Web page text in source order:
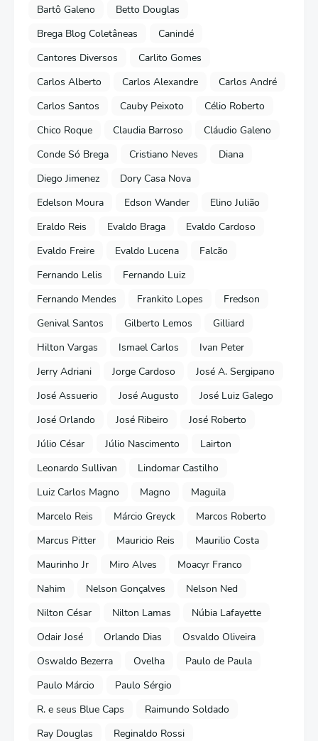
Bartô Galeno
Betto Douglas
Brega Blog Coletâneas
Canindé
Cantores Diversos
Carlito Gomes
Carlos Alberto
Carlos Alexandre
Carlos André
Carlos Santos
Cauby Peixoto
Célio Roberto
Chico Roque
Claudia Barroso
Cláudio Galeno
Conde Só Brega
Cristiano Neves
Diana
Diego Jimenez
Dory Casa Nova
Edelson Moura
Edson Wander
Elino Julião
Eraldo Reis
Evaldo Braga
Evaldo Cardoso
Evaldo Freire
Evaldo Lucena
Falcão
Fernando Lelis
Fernando Luiz
Fernando Mendes
Frankito Lopes
Fredson
Genival Santos
Gilberto Lemos
Gilliard
Hilton Vargas
Ismael Carlos
Ivan Peter
Jerry Adriani
Jorge Cardoso
José A. Sergipano
José Assuerio
José Augusto
José Luiz Galego
José Orlando
José Ribeiro
José Roberto
Júlio César
Júlio Nascimento
Lairton
Leonardo Sullivan
Lindomar Castilho
Luiz Carlos Magno
Magno
Maguila
Marcelo Reis
Márcio Greyck
Marcos Roberto
Marcus Pitter
Mauricio Reis
Maurilio Costa
Maurinho Jr
Miro Alves
Moacyr Franco
Nahim
Nelson Gonçalves
Nelson Ned
Nilton César
Nilton Lamas
Núbia Lafayette
Odair José
Orlando Dias
Osvaldo Oliveira
Oswaldo Bezerra
Ovelha
Paulo de Paula
Paulo Márcio
Paulo Sérgio
R. e seus Blue Caps
Raimundo Soldado
Ray Douglas
Reginaldo Rossi